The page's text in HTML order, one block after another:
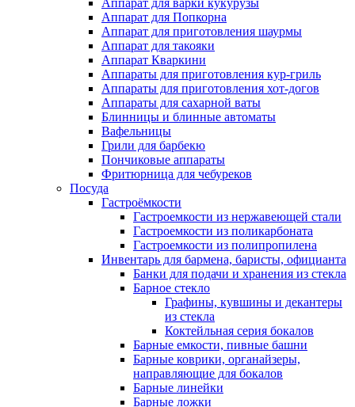
Аппарат для варки кукурузы
Аппарат для Попкорна
Аппарат для приготовления шаурмы
Аппарат для такояки
Аппарат Кваркини
Аппараты для приготовления кур-гриль
Аппараты для приготовления хот-догов
Аппараты для сахарной ваты
Блинницы и блинные автоматы
Вафельницы
Грили для барбекю
Пончиковые аппараты
Фритюрница для чебуреков
Посуда
Гастроёмкости
Гастроемкости из нержавеющей стали
Гастроемкости из поликарбоната
Гастроемкости из полипропилена
Инвентарь для бармена, баристы, официанта
Банки для подачи и хранения из стекла
Барное стекло
Графины, кувшины и декантеры
из стекла
Коктейльная серия бокалов
Барные емкости, пивные башни
Барные коврики, органайзеры,
направляющие для бокалов
Барные линейки
Барные ложки